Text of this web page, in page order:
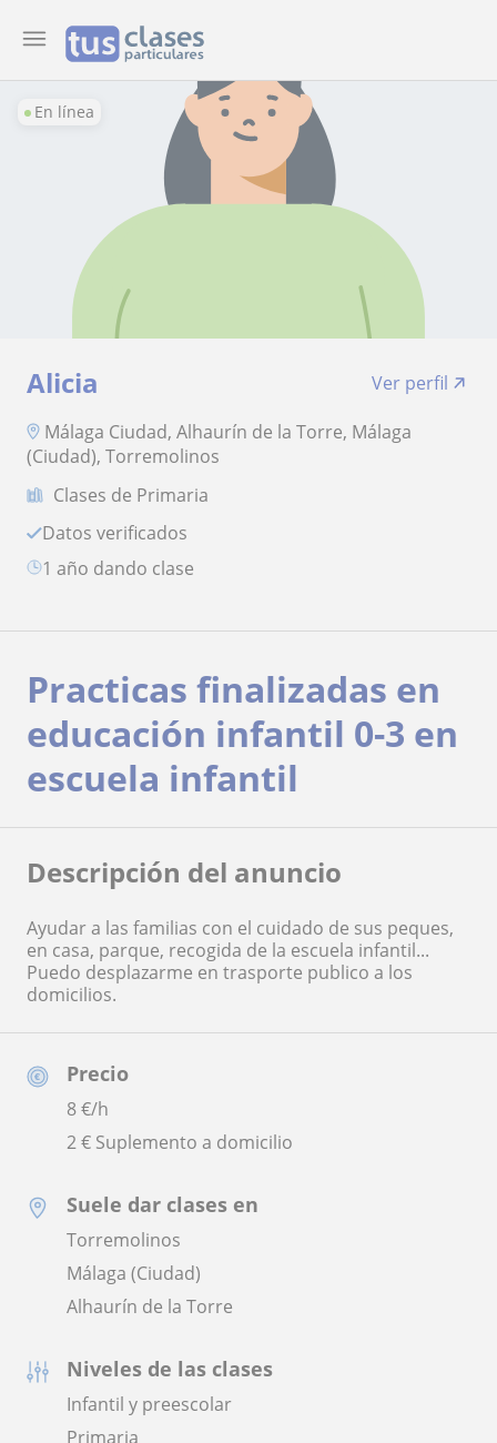
En línea
Alicia
Ver perfil
Málaga Ciudad, Alhaurín de la Torre, Málaga
(Ciudad), Torremolinos
Clases de Primaria
Datos verificados
1 año dando clase
Precio
8€/h
2 € Suplemento a domicilio
Suele dar clases en
Torremolinos
Málaga (Ciudad)
Alhaurín de la Torre
Niveles de las clases
Infantil y preescolar
Primaria
Practicas finalizadas en
educación infantil 0-3 en
escuela infantil
Descripción del anuncio
Ayudar a las familias con el cuidado de sus peques,
en casa, parque, recogida de la escuela infantil...
Puedo desplazarme en trasporte publico a los
domicilios.